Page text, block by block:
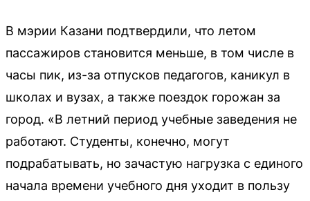
В мэрии Казани подтвердили, что летом
пассажиров становится меньше, в том числе в
часы пик, из-за отпусков педагогов, каникул в
школах и вузах, а также поездок горожан за
город. «В летний период учебные заведения не
работают. Студенты, конечно, могут
подрабатывать, но зачастую нагрузка с единого
начала времени учебного дня уходит в пользу